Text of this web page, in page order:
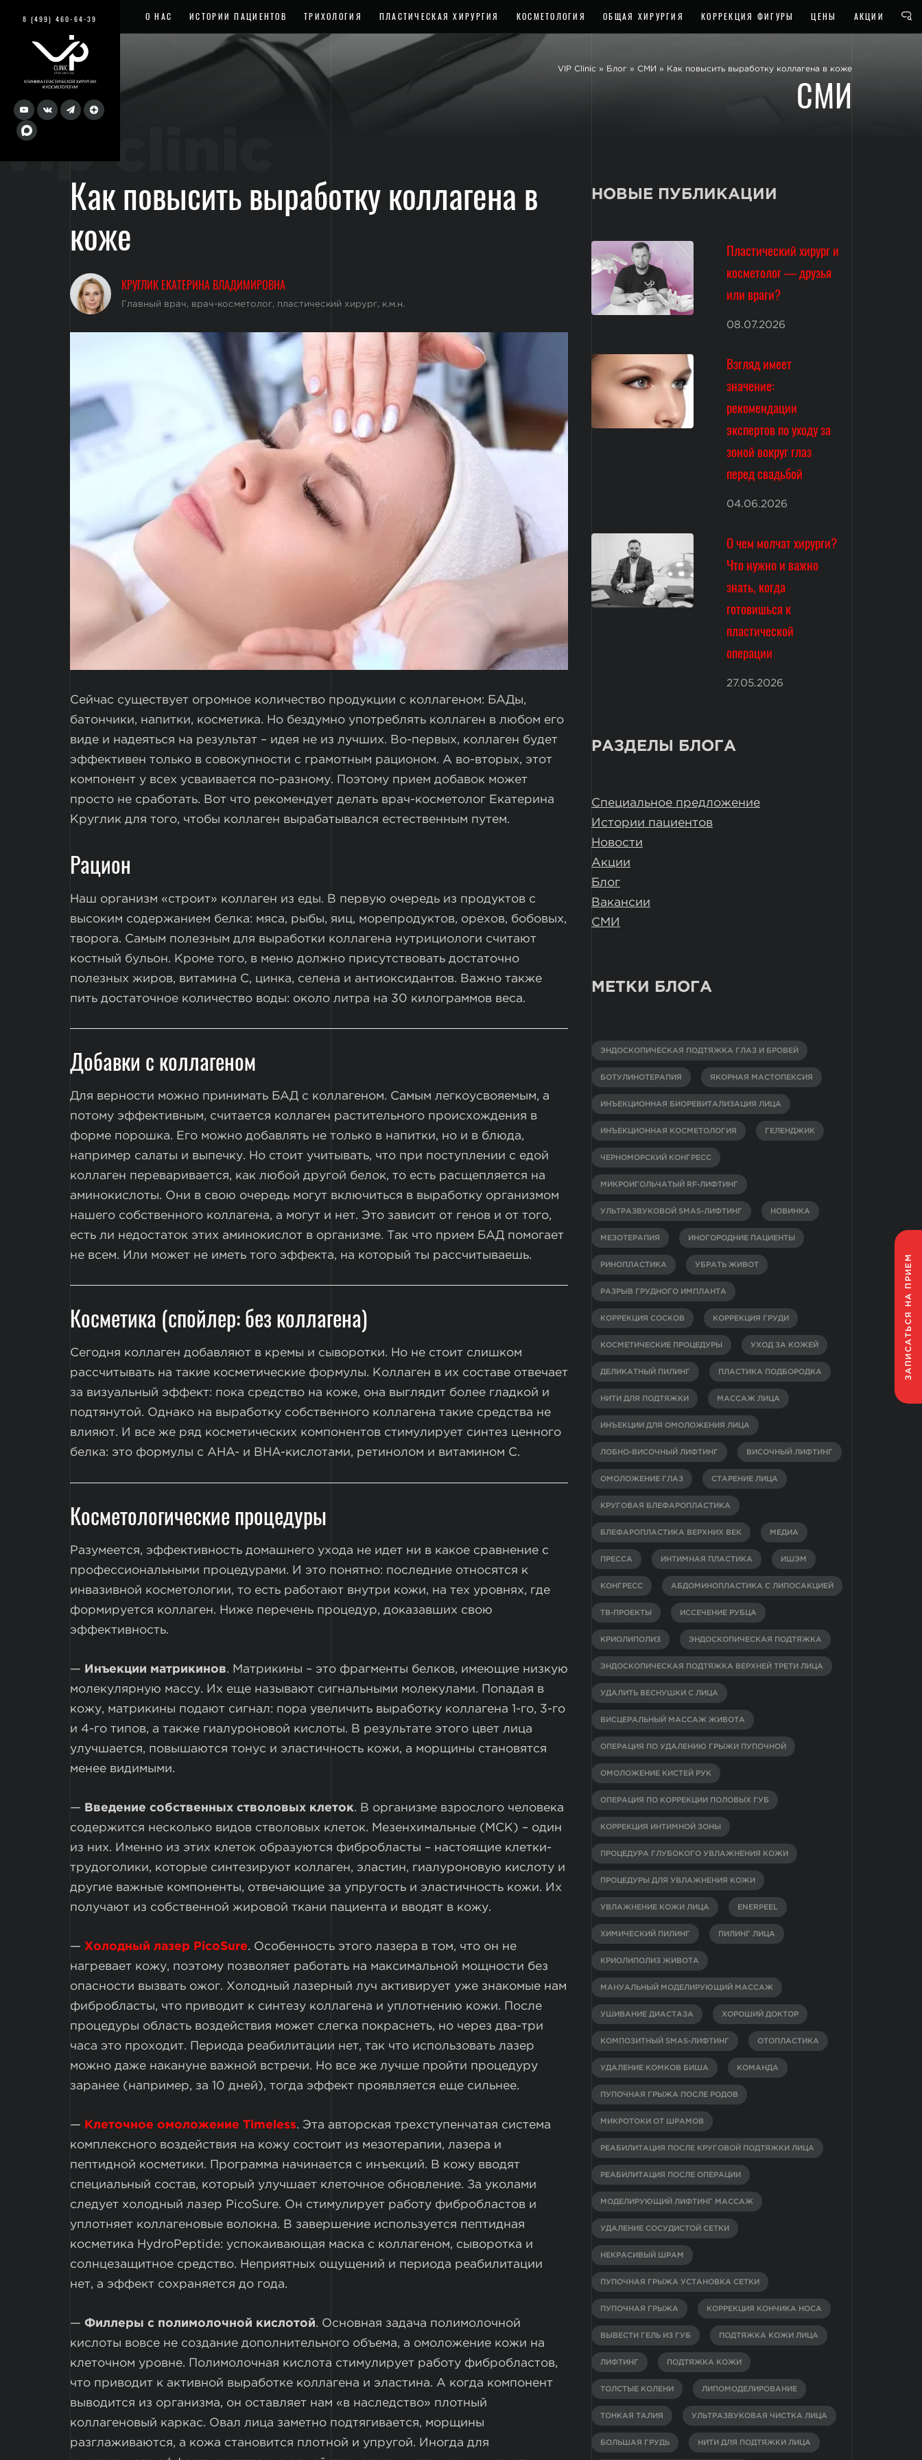
8 (499) 460-64-39
vip clinic
О НАС ИСТОРИИ ПАЦИЕНТОВ ТРИХОЛОГИЯ ПЛАСТИЧЕСКАЯ ХИРУРГИЯ КОСМЕТОЛОГИЯ ОБЩАЯ ХИРУРГИЯ КОРРЕКЦИЯ ФИГУРЫ ЦЕНЫ АКЦИИ
ЗАПИСАТЬСЯ
НА ПРИЕМ
VIP Clinic » Блог » СМИ » Как повысить выработку коллагена в коже
СМИ
Как повысить выработку коллагена в
коже
КРУГЛИК ЕКАТЕРИНА ВЛАДИМИРОВНА
Главный врач, врач-косметолог, пластический хирург, к.м.н.
Сейчас существует огромное количество продукции с коллагеном: БАДы,
батончики, напитки, косметика. Но бездумно употреблять коллаген в любом его
виде и надеяться на результат – идея не из лучших. Во-первых, коллаген будет
эффективен только в совокупности с грамотным рационом. А во-вторых, этот
компонент у всех усваивается по-разному. Поэтому прием добавок может
просто не сработать. Вот что рекомендует делать врач-косметолог Екатерина
Круглик для того, чтобы коллаген вырабатывался естественным путем.
Рацион
Наш организм «строит» коллаген из еды. В первую очередь из продуктов с
высоким содержанием белка: мяса, рыбы, яиц, морепродуктов, орехов, бобовых,
творога. Самым полезным для выработки коллагена нутрициологи считают
костный бульон. Кроме того, в меню должно присутствовать достаточно
полезных жиров, витамина C, цинка, селена и антиоксидантов. Важно также
пить достаточное количество воды: около литра на 30 килограммов веса.
Добавки с коллагеном
Для верности можно принимать БАД с коллагеном. Самым легкоусвояемым, а
потому эффективным, считается коллаген растительного происхождения в
форме порошка. Его можно добавлять не только в напитки, но и в блюда,
например салаты и выпечку. Но стоит учитывать, что при поступлении с едой
коллаген переваривается, как любой другой белок, то есть расщепляется на
аминокислоты. Они в свою очередь могут включиться в выработку организмом
нашего собственного коллагена, а могут и нет. Это зависит от генов и от того,
есть ли недостаток этих аминокислот в организме. Так что прием БАД помогает
не всем. Или может не иметь того эффекта, на который ты рассчитываешь.
Косметика (спойлер: без коллагена)
Сегодня коллаген добавляют в кремы и сыворотки. Но не стоит слишком
рассчитывать на такие косметические формулы. Коллаген в их составе отвечает
за визуальный эффект: пока средство на коже, она выглядит более гладкой и
подтянутой. Однако на выработку собственного коллагена такие средства не
влияют. И все же ряд косметических компонентов стимулирует синтез ценного
белка: это формулы с AHA- и BHA-кислотами, ретинолом и витамином С.
Косметологические процедуры
Разумеется, эффективность домашнего ухода не идет ни в какое сравнение с
профессиональными процедурами. И это понятно: последние относятся к
инвазивной косметологии, то есть работают внутри кожи, на тех уровнях, где
формируется коллаген. Ниже перечень процедур, доказавших свою
эффективность.
— Инъекции матрикинов. Матрикины – это фрагменты белков, имеющие низкую
молекулярную массу. Их еще называют сигнальными молекулами. Попадая в
кожу, матрикины подают сигнал: пора увеличить выработку коллагена 1-го, 3-го
и 4-го типов, а также гиалуроновой кислоты. В результате этого цвет лица
улучшается, повышаются тонус и эластичность кожи, а морщины становятся
менее видимыми.
— Введение собственных стволовых клеток. В организме взрослого человека
содержится несколько видов стволовых клеток. Мезенхимальные (МСК) – один
из них. Именно из этих клеток образуются фибробласты – настоящие клетки-
трудоголики, которые синтезируют коллаген, эластин, гиалуроновую кислоту и
другие важные компоненты, отвечающие за упругость и эластичность кожи. Их
получают из собственной жировой ткани пациента и вводят в кожу.
— Холодный лазер PicoSure. Особенность этого лазера в том, что он не
нагревает кожу, поэтому позволяет работать на максимальной мощности без
опасности вызвать ожог. Холодный лазерный луч активирует уже знакомые нам
фибробласты, что приводит к синтезу коллагена и уплотнению кожи. После
процедуры область воздействия может слегка покраснеть, но через два-три
часа это проходит. Периода реабилитации нет, так что использовать лазер
можно даже накануне важной встречи. Но все же лучше пройти процедуру
заранее (например, за 10 дней), тогда эффект проявляется еще сильнее.
— Клеточное омоложение Timeless. Эта авторская трехступенчатая система
комплексного воздействия на кожу состоит из мезотерапии, лазера и
пептидной косметики. Программа начинается с инъекций. В кожу вводят
специальный состав, который улучшает клеточное обновление. За уколами
следует холодный лазер PicoSure. Он стимулирует работу фибробластов и
уплотняет коллагеновые волокна. В завершение используется пептидная
косметика HydroPeptide: успокаивающая маска с коллагеном, сыворотка и
солнцезащитное средство. Неприятных ощущений и периода реабилитации
нет, а эффект сохраняется до года.
— Филлеры с полимолочной кислотой. Основная задача полимолочной
кислоты вовсе не создание дополнительного объема, а омоложение кожи на
клеточном уровне. Полимолочная кислота стимулирует работу фибробластов,
что приводит к активной выработке коллагена и эластина. А когда компонент
выводится из организма, он оставляет нам «в наследство» плотный
коллагеновый каркас. Овал лица заметно подтягивается, морщины
разглаживаются, а кожа становится плотной и упругой. Иногда для
НОВЫЕ ПУБЛИКАЦИИ
Пластический хирург и
косметолог — друзья
или враги?
08.07.2026
Взгляд имеет
значение:
рекомендации
экспертов по уходу за
зоной вокруг глаз
перед свадьбой
04.06.2026
О чем молчат хирурги?
Что нужно и важно
знать, когда
готовишься к
пластической
операции
27.05.2026
РАЗДЕЛЫ БЛОГА
Специальное предложение
Истории пациентов
Новости
Акции
Блог
Вакансии
СМИ
МЕТКИ БЛОГА
ЭНДОСКОПИЧЕСКАЯ ПОДТЯЖКА ГЛАЗ И БРОВЕЙ
БОТУЛИНОТЕРАПИЯ ЯКОРНАЯ МАСТОПЕКСИЯ
ИНЪЕКЦИОННАЯ БИОРЕВИТАЛИЗАЦИЯ ЛИЦА
ИНЪЕКЦИОННАЯ КОСМЕТОЛОГИЯ ГЕЛЕНДЖИК
ЧЕРНОМОРСКИЙ КОНГРЕСС
МИКРОИГОЛЬЧАТЫЙ RF-ЛИФТИНГ
УЛЬТРАЗВУКОВОЙ SMAS-ЛИФТИНГ НОВИНКА
МЕЗОТЕРАПИЯ ИНОГОРОДНИЕ ПАЦИЕНТЫ
РИНОПЛАСТИКА УБРАТЬ ЖИВОТ
РАЗРЫВ ГРУДНОГО ИМПЛАНТА
КОРРЕКЦИЯ СОСКОВ КОРРЕКЦИЯ ГРУДИ
КОСМЕТИЧЕСКИЕ ПРОЦЕДУРЫ УХОД ЗА КОЖЕЙ
ДЕЛИКАТНЫЙ ПИЛИНГ ПЛАСТИКА ПОДБОРОДКА
НИТИ ДЛЯ ПОДТЯЖКИ МАССАЖ ЛИЦА
ИНЪЕКЦИИ ДЛЯ ОМОЛОЖЕНИЯ ЛИЦА
ЛОБНО-ВИСОЧНЫЙ ЛИФТИНГ ВИСОЧНЫЙ ЛИФТИНГ
ОМОЛОЖЕНИЕ ГЛАЗ СТАРЕНИЕ ЛИЦА
КРУГОВАЯ БЛЕФАРОПЛАСТИКА
БЛЕФАРОПЛАСТИКА ВЕРХНИХ ВЕК МЕДИА
ПРЕССА ИНТИМНАЯ ПЛАСТИКА ИШЭМ
КОНГРЕСС АБДОМИНОПЛАСТИКА С ЛИПОСАКЦИЕЙ
ТВ-ПРОЕКТЫ ИССЕЧЕНИЕ РУБЦА
КРИОЛИПОЛИЗ ЭНДОСКОПИЧЕСКАЯ ПОДТЯЖКА
ЭНДОСКОПИЧЕСКАЯ ПОДТЯЖКА ВЕРХНЕЙ ТРЕТИ ЛИЦА
УДАЛИТЬ ВЕСНУШКИ С ЛИЦА
ВИСЦЕРАЛЬНЫЙ МАССАЖ ЖИВОТА
ОПЕРАЦИЯ ПО УДАЛЕНИЮ ГРЫЖИ ПУПОЧНОЙ
ОМОЛОЖЕНИЕ КИСТЕЙ РУК
ОПЕРАЦИЯ ПО КОРРЕКЦИИ ПОЛОВЫХ ГУБ
КОРРЕКЦИЯ ИНТИМНОЙ ЗОНЫ
ПРОЦЕДУРА ГЛУБОКОГО УВЛАЖНЕНИЯ КОЖИ
ПРОЦЕДУРЫ ДЛЯ УВЛАЖНЕНИЯ КОЖИ
УВЛАЖНЕНИЕ КОЖИ ЛИЦА ENERPEEL
ХИМИЧЕСКИЙ ПИЛИНГ ПИЛИНГ ЛИЦА
КРИОЛИПОЛИЗ ЖИВОТА
МАНУАЛЬНЫЙ МОДЕЛИРУЮЩИЙ МАССАЖ
УШИВАНИЕ ДИАСТАЗА ХОРОШИЙ ДОКТОР
КОМПОЗИТНЫЙ SMAS-ЛИФТИНГ ОТОПЛАСТИКА
УДАЛЕНИЕ КОМКОВ БИША КОМАНДА
ПУПОЧНАЯ ГРЫЖА ПОСЛЕ РОДОВ
МИКРОТОКИ ОТ ШРАМОВ
РЕАБИЛИТАЦИЯ ПОСЛЕ КРУГОВОЙ ПОДТЯЖКИ ЛИЦА
РЕАБИЛИТАЦИЯ ПОСЛЕ ОПЕРАЦИИ
МОДЕЛИРУЮЩИЙ ЛИФТИНГ МАССАЖ
УДАЛЕНИЕ СОСУДИСТОЙ СЕТКИ
НЕКРАСИВЫЙ ШРАМ
ПУПОЧНАЯ ГРЫЖА УСТАНОВКА СЕТКИ
ПУПОЧНАЯ ГРЫЖА КОРРЕКЦИЯ КОНЧИКА НОСА
ВЫВЕСТИ ГЕЛЬ ИЗ ГУБ ПОДТЯЖКА КОЖИ ЛИЦА
ЛИФТИНГ ПОДТЯЖКА КОЖИ
ТОЛСТЫЕ КОЛЕНИ ЛИПОМОДЕЛИРОВАНИЕ
ТОНКАЯ ТАЛИЯ УЛЬТРАЗВУКОВАЯ ЧИСТКА ЛИЦА
БОЛЬШАЯ ГРУДЬ НИТИ ДЛЯ ПОДТЯЖКИ ЛИЦА